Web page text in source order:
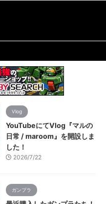
Vlog
YouTubeにてVlog『マルの
日常 / maroom』を開設しま
した！
2026/7/22
ガンプラ